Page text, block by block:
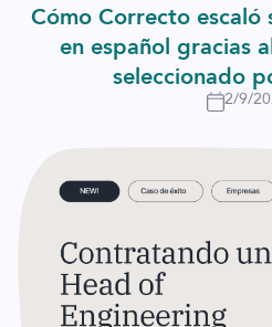
Cómo Correcto
en español gracias
seleccionado
2/9/